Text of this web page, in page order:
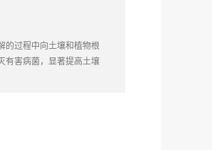
的过程中向土壤和植物根
有害病菌，显著提高土壤